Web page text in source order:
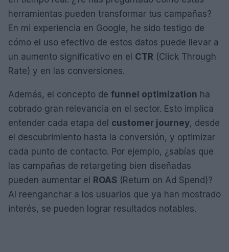
herramientas pueden transformar tus campañas?
En mi experiencia en Google, he sido testigo de
cómo el uso efectivo de estos datos puede llevar a
un aumento significativo en el CTR (Click Through
Rate) y en las conversiones.
Además, el concepto de funnel optimization ha
cobrado gran relevancia en el sector. Esto implica
entender cada etapa del customer journey, desde
el descubrimiento hasta la conversión, y optimizar
cada punto de contacto. Por ejemplo, ¿sabías que
las campañas de retargeting bien diseñadas
pueden aumentar el ROAS (Return on Ad Spend)?
Al reenganchar a los usuarios que ya han mostrado
interés, se pueden lograr resultados notables.